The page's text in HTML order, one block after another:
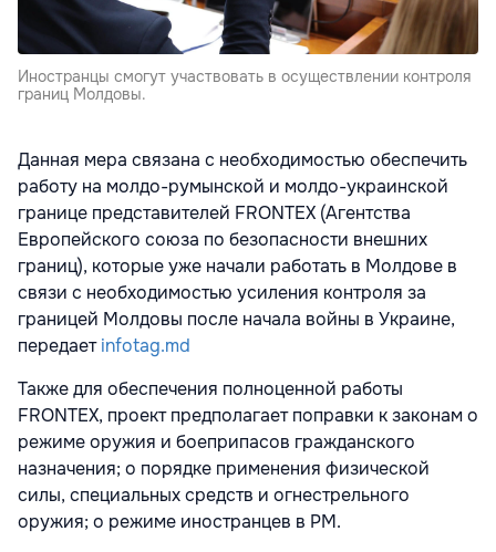
Иностранцы смогут участвовать в осуществлении контроля
границ Молдовы.
Данная мера связана с необходимостью обеспечить
работу на молдо-румынской и молдо-украинской
границе представителей FRONTEX (Агентства
Европейского союза по безопасности внешних
границ), которые уже начали работать в Молдове в
связи с необходимостью усиления контроля за
границей Молдовы после начала войны в Украине,
передаетinfotag.md
Также для обеспечения полноценной работы
FRONTEX, проект предполагает поправки к законам о
режиме оружия и боеприпасов гражданского
назначения; о порядке применения физической
силы, специальных средств и огнестрельного
оружия; о режиме иностранцев в РМ.